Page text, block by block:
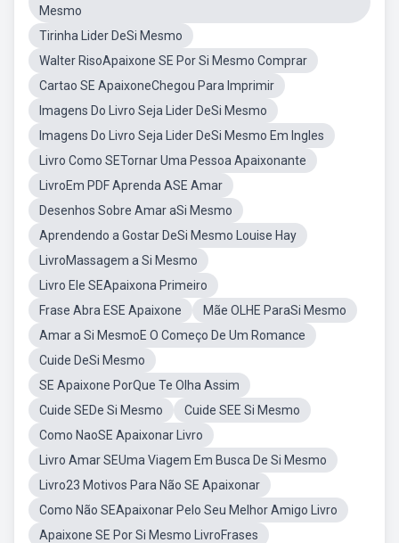
Mesmo
Tirinha Lider DeSi Mesmo
Walter RisoApaixone SE Por Si Mesmo Comprar
Cartao SE ApaixoneChegou Para Imprimir
Imagens Do Livro Seja Lider DeSi Mesmo
Imagens Do Livro Seja Lider DeSi Mesmo Em Ingles
Livro Como SETornar Uma Pessoa Apaixonante
LivroEm PDF Aprenda ASE Amar
Desenhos Sobre Amar aSi Mesmo
Aprendendo a Gostar DeSi Mesmo Louise Hay
LivroMassagem a Si Mesmo
Livro Ele SEApaixona Primeiro
Frase Abra ESE Apaixone
Mãe OLHE ParaSi Mesmo
Amar a Si MesmoE O Começo De Um Romance
Cuide DeSi Mesmo
SE Apaixone PorQue Te Olha Assim
Cuide SEDe Si Mesmo
Cuide SEE Si Mesmo
Como NaoSE Apaixonar Livro
Livro Amar SEUma Viagem Em Busca De Si Mesmo
Livro23 Motivos Para Não SE Apaixonar
Como Não SEApaixonar Pelo Seu Melhor Amigo Livro
Apaixone SE Por Si Mesmo LivroFrases